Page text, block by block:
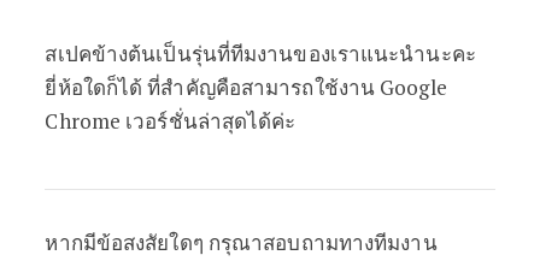
สเปคข้างต้นเป็นรุ่นที่ทีมงานของเราแนะนำนะคะ
ยี่ห้อใดก็ได้ ที่สำคัญคือสามารถใช้งาน Google
Chrome เวอร์ชั่นล่าสุดได้ค่ะ
หากมีข้อสงสัยใดๆ กรุณาสอบถามทางทีมงาน